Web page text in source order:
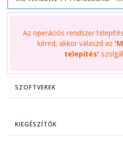
Az operációs rendszer
kéred, akkor válaszd az
telepítés'
SZOFTVEREK
KIEGÉSZÍTŐK